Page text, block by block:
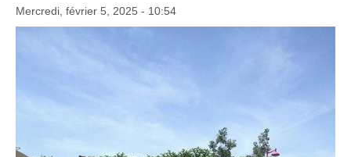
Mercredi, février 5, 2025 - 10:54